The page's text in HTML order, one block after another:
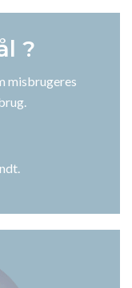
?
misbrugeres